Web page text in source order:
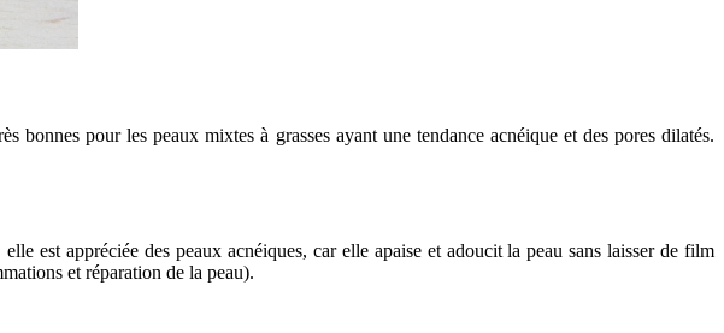
pour les peaux mixtes à grasses ayant une tendance acnéique et des pores dilatés.
est appréciée des peaux acnéiques, car elle apaise et adoucit la peau sans laisser de film
et réparation de la peau).